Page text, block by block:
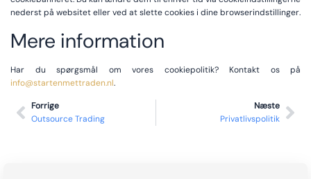
nederst på websitet eller ved at slette cookies i dine browserindstillinger.
Mere information
Har du spørgsmål om vores cookiepolitik? Kontakt os på
info@startenmettraden.nl.
Forrige
Outsource Trading
Næste
Privatlivspolitik